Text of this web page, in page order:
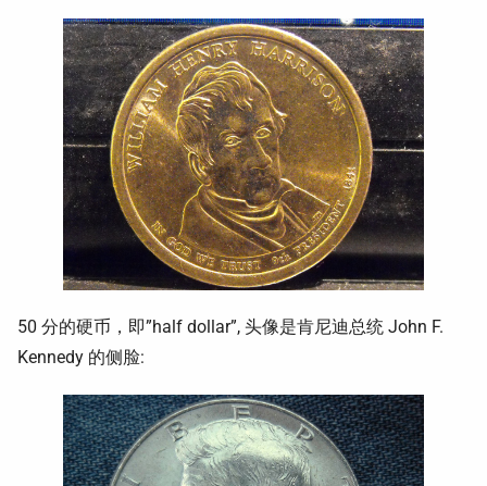
50 分的硬币，即”half dollar”, 头像是肯尼迪总统 John F.
Kennedy 的侧脸: